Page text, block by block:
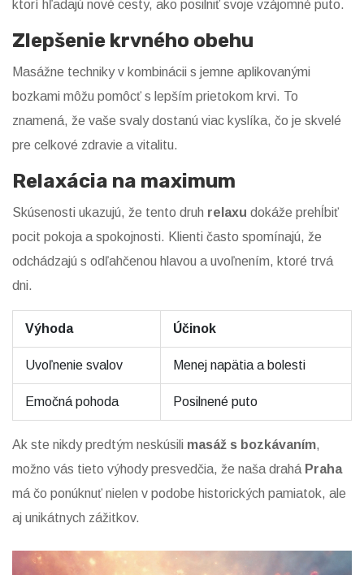
ktorí hľadajú nové cesty, ako posilniť svoje vzájomné puto.
Zlepšenie krvného obehu
Masážne techniky v kombinácii s jemne aplikovanými
bozkami môžu pomôcť s lepším prietokom krvi. To
znamená, že vaše svaly dostanú viac kyslíka, čo je skvelé
pre celkové zdravie a vitalitu.
Relaxácia na maximum
Skúsenosti ukazujú, že tento druh relaxu dokáže prehĺbiť
pocit pokoja a spokojnosti. Klienti často spomínajú, že
odchádzajú s odľahčenou hlavou a uvoľnením, ktoré trvá
dni.
Výhoda Účinok
Uvoľnenie svalov Menej napätia a bolesti
Emočná pohoda Posilnené puto
Ak ste nikdy predtým neskúsili masáž s bozkávaním,
možno vás tieto výhody presvedčia, že naša drahá Praha
má čo ponúknuť nielen v podobe historických pamiatok, ale
aj unikátnych zážitkov.